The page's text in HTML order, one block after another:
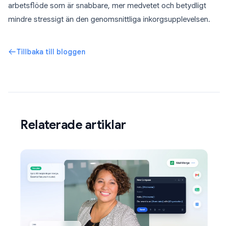
arbetsflöde som är snabbare, mer medvetet och betydligt
mindre stressigt än den genomsnittliga inkorgsupplevelsen.
Tillbaka till bloggen
Relaterade artiklar